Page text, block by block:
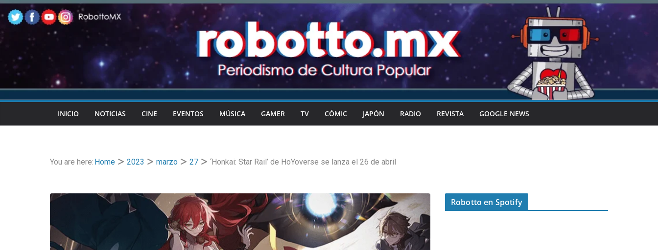
Skip
to
content
INICIO NOTICIAS CINE EVENTOS MÚSICA GAMER TV CÓMIC JAPÓN RADIO REVISTA GOOGLE NEWS
You are here: Home 2023 marzo 27 ‘Honkai: Star Rail’ de HoYoverse se lanza el 26 de abril
Robotto en Spotify